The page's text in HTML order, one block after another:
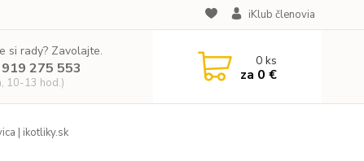
iKlub členovia
si rady? Zavolajte.
275 553
10-13 hod.)
0ks
za 0 €
| ikotliky.sk